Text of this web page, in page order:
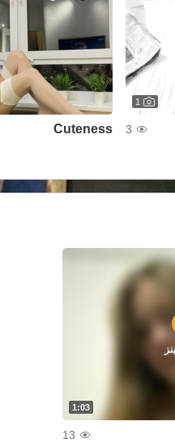
1
3
Cuteness
1:03
13